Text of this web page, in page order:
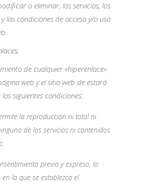
o eliminar, los servicios, los
las condiciones de acceso y/o uso
de cualquier «hiperenlace»
web y el sitio web de estará
siguientes condiciones:
la reproducción ni total ni
de los servicios ni contenidos
previo y expreso, la
la que se establezca el